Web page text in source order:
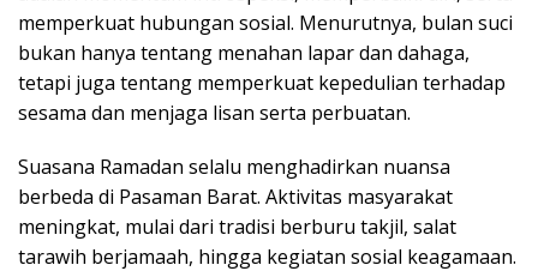
memperkuat hubungan sosial. Menurutnya, bulan suci
bukan hanya tentang menahan lapar dan dahaga,
tetapi juga tentang memperkuat kepedulian terhadap
sesama dan menjaga lisan serta perbuatan.
Suasana Ramadan selalu menghadirkan nuansa
berbeda di Pasaman Barat. Aktivitas masyarakat
meningkat, mulai dari tradisi berburu takjil, salat
tarawih berjamaah, hingga kegiatan sosial keagamaan.